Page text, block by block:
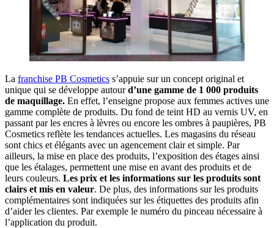
La franchise PB Cosmetics s’appuie sur un concept original et
unique qui se développe autourd’une gamme de 1 000 produits
de maquillage. En effet, l’enseigne propose aux femmes actives une
gamme complète de produits. Du fond de teint HD au vernis UV, en
passant par les encres à lèvres ou encore les ombres à paupières, PB
Cosmetics reflète les tendances actuelles. Les magasins du réseau
sont chics et élégants avec un agencement clair et simple. Par
ailleurs, la mise en place des produits, l’exposition des étages ainsi
que les étalages, permettent une mise en avant des produits et de
leurs couleurs. Les prix et les informations sur les produits sont
clairs et mis en valeur. De plus, des informations sur les produits
complémentaires sont indiquées sur les étiquettes des produits afin
d’aider les clientes. Par exemple le numéro du pinceau nécessaire à
l’application du produit.